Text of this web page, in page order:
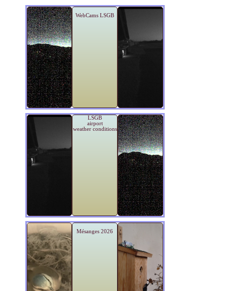
WebCams LSGB
LSGB
airport
weather conditions
Mésanges 2026